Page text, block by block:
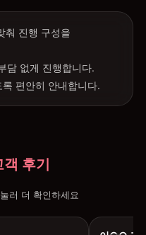
춰 진행 구성을
담 없게 진행합니다.
편안히 안내합니다.
후기
러 더 확인하세요